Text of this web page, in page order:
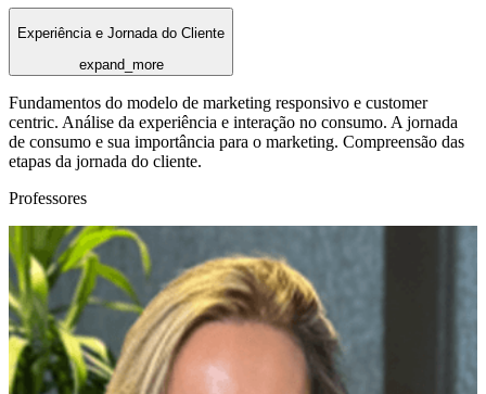
Experiência e Jornada do Cliente
expand_more
Fundamentos do modelo de marketing responsivo e customer
centric. Análise da experiência e interação no consumo. A jornada
de consumo e sua importância para o marketing. Compreensão das
etapas da jornada do cliente.
Professores